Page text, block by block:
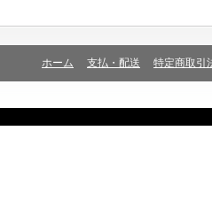
ホーム 支払・配送 特定商取引